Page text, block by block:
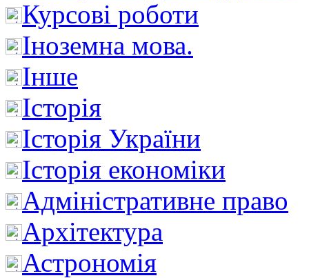
Курсові роботи
Іноземна мова.
Інше
Історія
Історія України
Історія економіки
Адміністративне право
Архітектура
Астрономія